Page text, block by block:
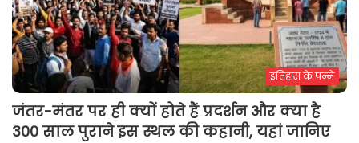
इतिहास के पन्ने
जंतर-मंतर पर ही क्यों होते हैं प्रदर्शन और क्या है
300 साल पुराने इस स्थल की कहानी, यहां जानिए